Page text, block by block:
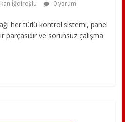
İğdiroğlu 0 yorum
her türlü kontrol sistemi, panel
ve sorunsuz çalışma